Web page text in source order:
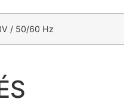
/ 50/60 Hz